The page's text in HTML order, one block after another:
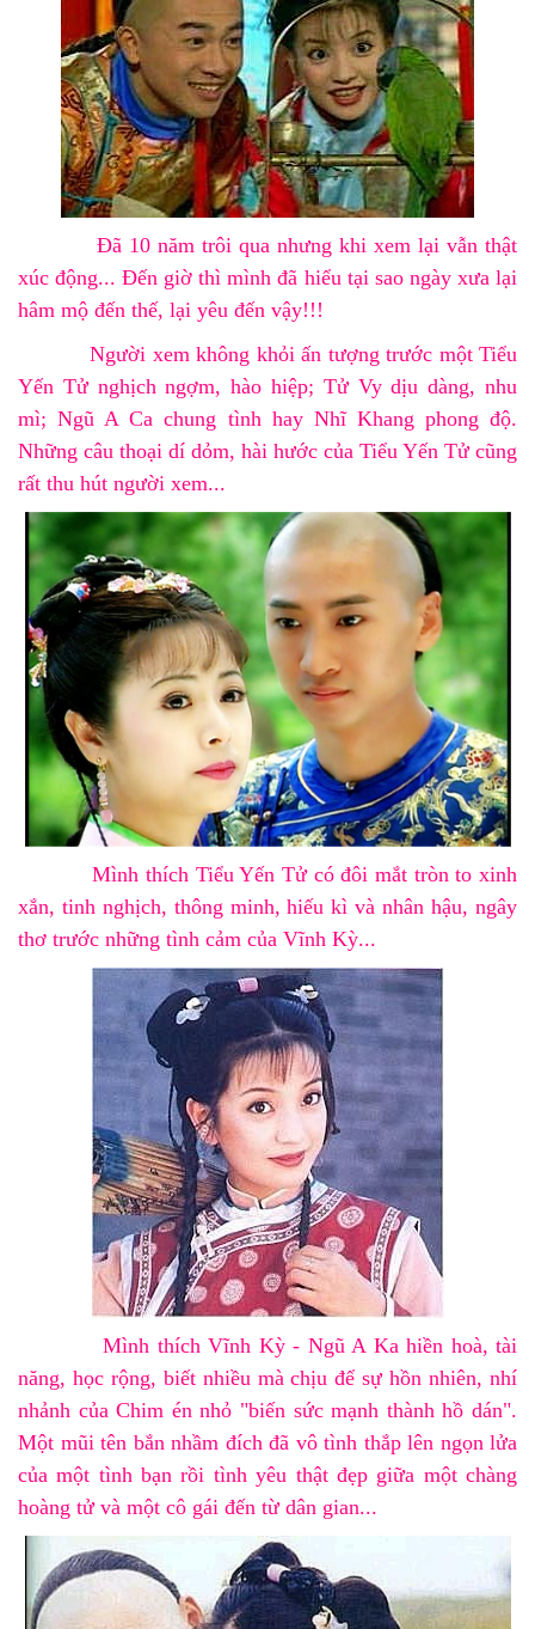
Đã 10 năm trôi qua nhưng khi xem lại vẫn thật
xúc động... Đến giờ thì mình đã hiểu tại sao ngày xưa lại
hâm mộ đến thế, lại yêu đến vậy!!!
Người xem không khỏi ấn tượng trước một Tiểu
Yến Tử nghịch ngợm, hào hiệp; Tử Vy dịu dàng, nhu
mì;Ngũ A Cachung tình hay Nhĩ Khang phong độ.
Những câu thoại dí dỏm, hài hước của Tiểu Yến Tửcũng
rất thu hút người xem...
Mình thích Tiểu Yến Tửcó đôi mắt tròn to xinh
xắn, tinh nghịch, thông minh, hiếu kì và nhân hậu, ngây
thơ trước những tình cảm của Vĩnh Kỳ...
Mình thíchVĩnh Kỳ - Ngũ A Kahiền hoà, tài
năng, học rộng, biết nhiều mà chịu để sự hồn nhiên, nhí
nhảnh củaChim én nhỏ "biến sức mạnh thành hồ dán".
Một mũi tên bắn nhầm đích đã vô tình thắp lên ngọn lửa
của một tình bạn rồi tình yêu thật đẹp giữa một chàng
hoàng tử và một cô gái đến từ dân gian...